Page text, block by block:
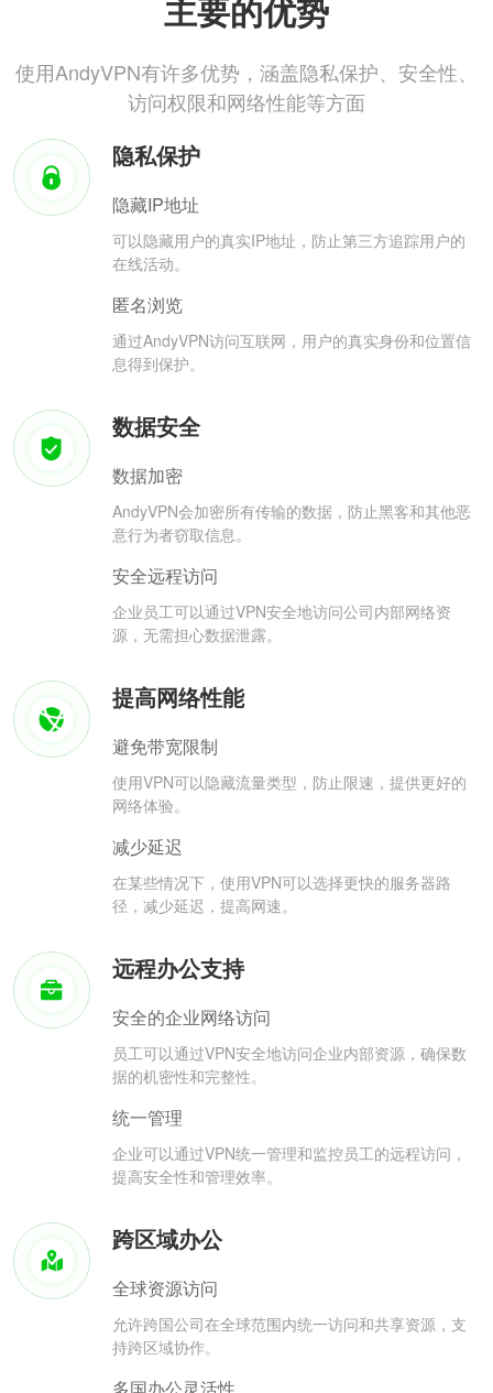
主要的优势
使用AndyVPN有许多优势，涵盖隐私保护、安全性、
访问权限和网络性能等方面
隐私保护
隐藏IP地址
可以隐藏用户的真实IP地址，防止第三方追踪用户的
在线活动。
匿名浏览
通过AndyVPN访问互联网，用户的真实身份和位置信
息得到保护。
数据安全
数据加密
AndyVPN会加密所有传输的数据，防止黑客和其他恶
意行为者窃取信息。
安全远程访问
企业员工可以通过VPN安全地访问公司内部网络资
源，无需担心数据泄露。
提高网络性能
避免带宽限制
使用VPN可以隐藏流量类型，防止限速，提供更好的
网络体验。
减少延迟
在某些情况下，使用VPN可以选择更快的服务器路
径，减少延迟，提高网速。
远程办公支持
安全的企业网络访问
员工可以通过VPN安全地访问企业内部资源，确保数
据的机密性和完整性。
统一管理
企业可以通过VPN统一管理和监控员工的远程访问，
提高安全性和管理效率。
跨区域办公
全球资源访问
允许跨国公司在全球范围内统一访问和共享资源，支
持跨区域协作。